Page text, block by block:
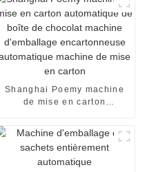
Shanghai Poemy machine
de mise en carton
d'emballage encartonneuse
automatique machine de
mise en carton